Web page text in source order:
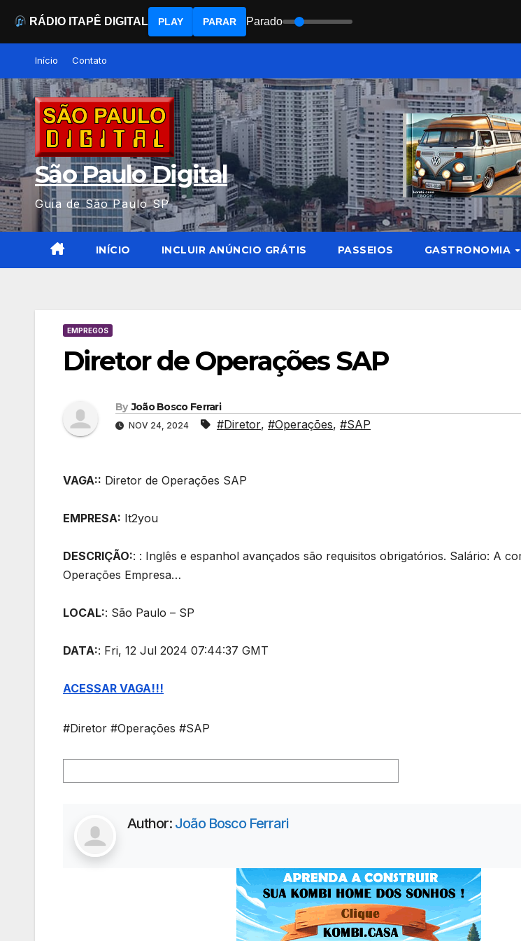
content
Início Contato
São Paulo Digital
Guia de São Paulo SP
INÍCIO INCLUIR ANÚNCIO GRÁTIS PASSEIOS GASTRONOMIA
EMPREGOS
Diretor de Operações SAP
By João Bosco Ferrari
NOV 24, 2024 #Diretor, #Operações, #SAP
VAGA:: Diretor de Operações SAP
EMPRESA: It2you
DESCRIÇÃO:: : Inglês e espanhol avançados são requisitos obrigatórios. Salário: A
Operações Empresa…
LOCAL:: São Paulo – SP
DATA:: Fri, 12 Jul 2024 07:44:37 GMT
ACESSAR VAGA!!!
#Diretor #Operações #SAP
Author: João Bosco Ferrari
RÁDIO ITAPÊ DIGITAL PLAY PARAR Parado